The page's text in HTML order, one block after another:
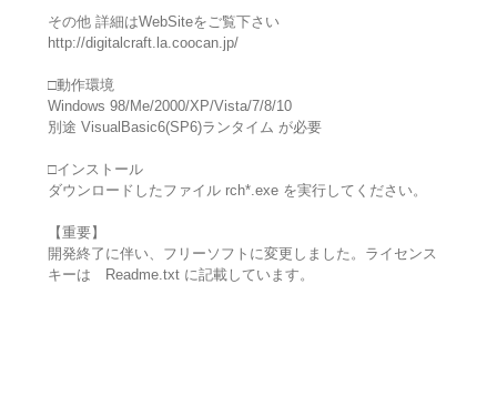
その他 詳細はWebSiteをご覧下さい
http://digitalcraft.la.coocan.jp/
□動作環境
Windows 98/Me/2000/XP/Vista/7/8/10
別途 VisualBasic6(SP6)ランタイム が必要
□インストール
ダウンロードしたファイル rch*.exe を実行してください。
【重要】
開発終了に伴い、フリーソフトに変更しました。ライセンス
キーは Readme.txt に記載しています。